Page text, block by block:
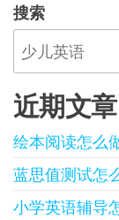
搜索
近期文章
绘本阅读怎么
蓝思值测试怎
小学英语辅导